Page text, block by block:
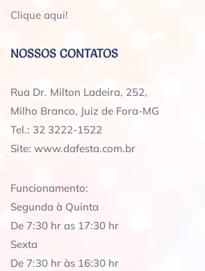
Clique aqui!
NOSSOS CONTATOS
Rua Dr. Milton Ladeira, 252,
Milho Branco, Juiz de Fora-MG
Tel.: 32 3222-1522
Site: www.dafesta.com.br
Funcionamento:
Segunda à Quinta
De 7:30 hr as 17:30 hr
Sexta
De 7:30 hr às 16:30 hr